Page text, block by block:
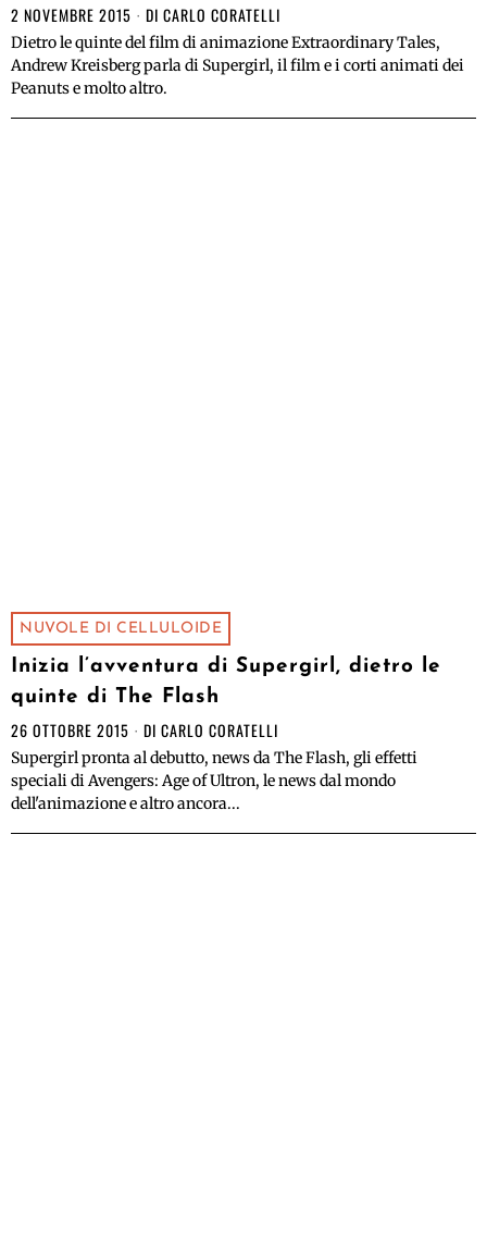
2 NOVEMBRE 2015 DI CARLO CORATELLI
Dietro le quinte del film di animazione Extraordinary Tales,
Andrew Kreisberg parla di Supergirl, il film e i corti animati dei
Peanuts e molto altro.
NUVOLE DI CELLULOIDE
Inizia l’avventura di Supergirl, dietro le
quinte di The Flash
26 OTTOBRE 2015 DI CARLO CORATELLI
Supergirl pronta al debutto, news da The Flash, gli effetti
speciali di Avengers: Age of Ultron, le news dal mondo
dell'animazione e altro ancora...